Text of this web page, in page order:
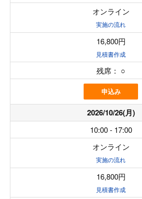
オンライン
実施の流れ
16,800円
見積書作成
残席： ○
申込み
2026/10/26(月)
10:00 - 17:00
オンライン
実施の流れ
16,800円
見積書作成